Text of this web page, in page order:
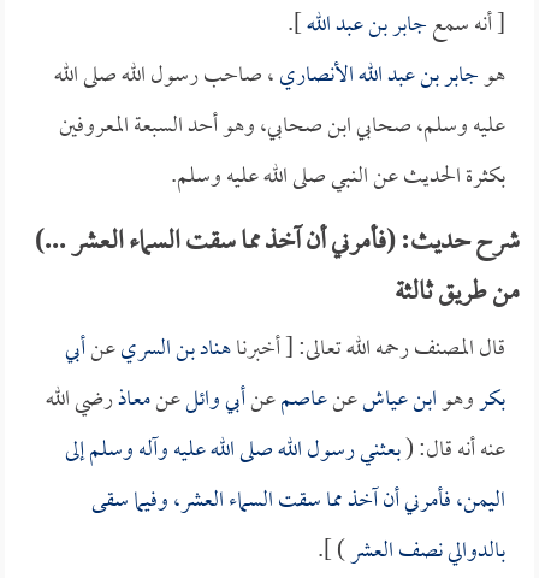
[ أنه سمعجابر بن عبد الله].
هوجابر بن عبد الله الأنصاري، صاحب رسول الله صلى الله
عليه وسلم، صحابي ابن صحابي، وهو أحد السبعة المعروفين
بكثرة الحديث عن النبي صلى الله عليه وسلم.
شرح حديث: (فأمرني أن آخذ مما سقت السماء العشر ...)
من طريق ثالثة
قال المصنف رحمه الله تعالى: [ أخبرناهناد بن السريعنأبي
بكروهوابن عياشعنعاصمعنأبي وائلعنمعاذرضي الله
عنه أنه قال: (بعثني رسول الله صلى الله عليه وآله وسلم إلى
اليمن، فأمرني أن آخذ مما سقت السماء العشر، وفيما سقى
بالدوالي نصف العشر) ].